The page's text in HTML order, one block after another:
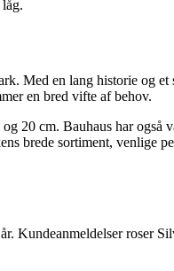
Med en lang historie og
en bred vifte af behov.
20 cm. Bauhaus har
brede sortiment, venlige
Kundeanmeldelser roser